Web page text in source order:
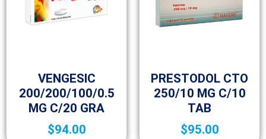
VENGESIC
200/200/100/0.5
MG C/20 GRA
$94.00
PRESTODOL CTO
250/10 MG C/10
TAB
$95.00